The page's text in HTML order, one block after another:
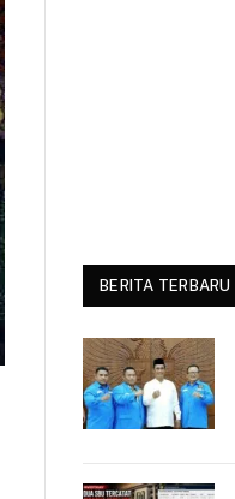
BERITA TERBARU